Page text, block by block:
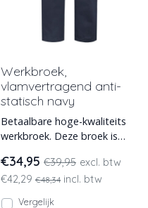
Werkbroek,
vlamvertragend anti-
statisch navy
Betaalbare hoge-kwaliteits
werkbroek. Deze broek is
statisch, leverbaar in de
€34,95 €39,95 excl. btw
€42,29 €48,34 incl. btw
Vergelijk